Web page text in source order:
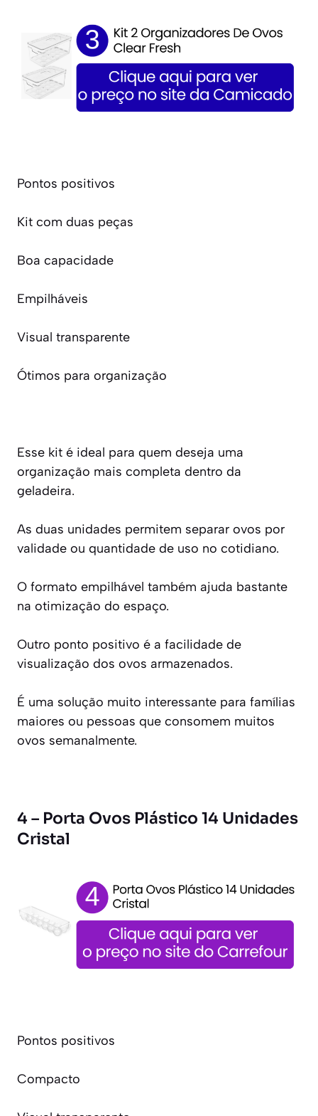
Pontos positivos
Kit com duas peças
Boa capacidade
Empilháveis
Visual transparente
Ótimos para organização
Esse kit é ideal para quem deseja uma
organização mais completa dentro da
geladeira.
As duas unidades permitem separar ovos por
validade ou quantidade de uso no cotidiano.
O formato empilhável também ajuda bastante
na otimização do espaço.
Outro ponto positivo é a facilidade de
visualização dos ovos armazenados.
É uma solução muito interessante para famílias
maiores ou pessoas que consomem muitos
ovos semanalmente.
4 – Porta Ovos Plástico 14 Unidades
Cristal
Pontos positivos
Compacto